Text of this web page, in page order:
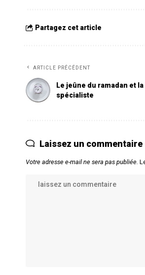
Partagez cet article
ARTICLE PRÉCÉDENT
Le jeûne du ramadan et
spécialiste
Laissez un commentaire
Votre adresse e-mail ne sera pas publiée.